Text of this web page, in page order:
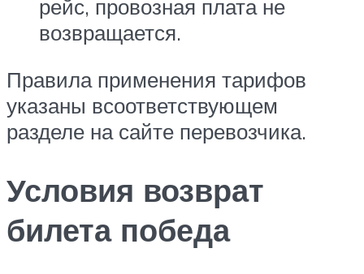
рейс, провозная плата не
возвращается.
Правила применения тарифов
указаны всоответствующем
разделе на сайте перевозчика.
Условия возврат
билета победа